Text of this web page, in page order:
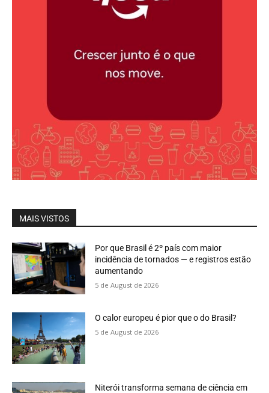
MAIS VISTOS
Por que Brasil é 2º país com maior
incidência de tornados — e registros estão
aumentando
5 de August de 2026
O calor europeu é pior que o do Brasil?
5 de August de 2026
Niterói transforma semana de ciência em